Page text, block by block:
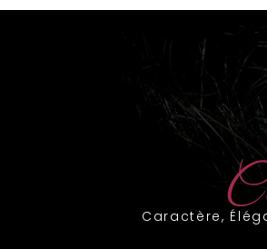
Caractère,